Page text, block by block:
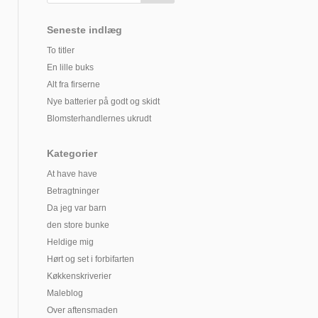
Seneste indlæg
To titler
En lille buks
Alt fra firserne
Nye batterier på godt og skidt
Blomsterhandlernes ukrudt
Kategorier
At have have
Betragtninger
Da jeg var barn
den store bunke
Heldige mig
Hørt og set i forbifarten
Køkkenskriverier
Maleblog
Over aftensmaden